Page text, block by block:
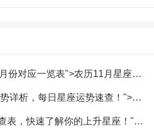
黑色婚纱或是带有金色装饰
农历11月星座及星座月份对应一览表">农历11月星座及星座月份对应一览表
2024美国神婆星座运势详析，每日星座运势速查！">2024美国神婆星座运势详析，每日星座运势速查！
十二星座上升星座速查表，快速了解你的上升星座！">十二星座上升星座速查表，快速了解你的上升星座！